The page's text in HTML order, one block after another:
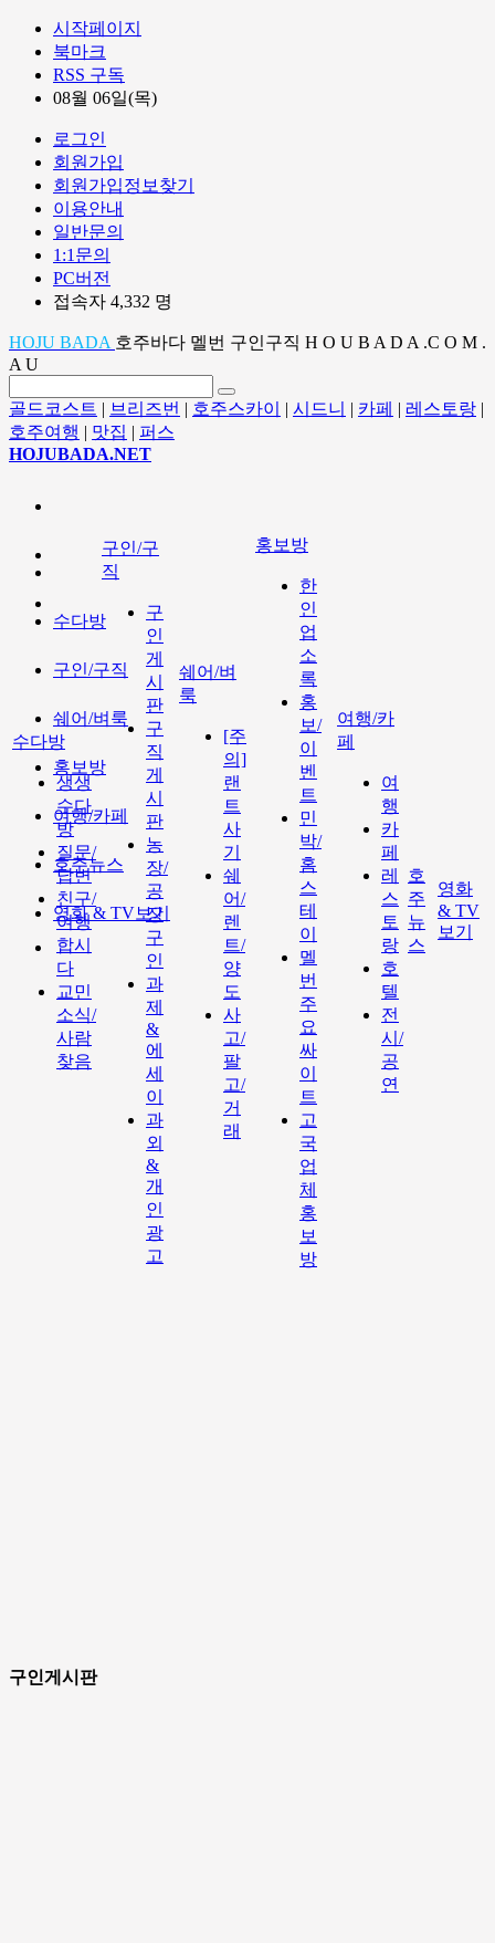
시작페이지
북마크
RSS 구독
08월 06일(목)
로그인
회원가입
회원가입정보찾기
이용안내
일반문의
1:1문의
PC버전
접속자 4,332 명
HOJU BADA 호주바다 멜번 구인구직 H O U B A D A .C O M .
A U
골드코스트 | 브리즈번 | 호주스카이 | 시드니 | 카페 | 레스토랑 |
호주여행 | 맛집 | 퍼스
HOJUBADA.NET
수다방
구인/구직
쉐어/벼룩
홍보방
여행/카페
호주뉴스
영화 & TV보기
수다방
생생
수다
방
질문/
답변
친구/
여행
합시
다
교민
소식/
사람
찾음
구인/구
직
구
인
게
시
판
구
직
게
시
판
농
장/
공
장
구
인
과
제
&
에
세
이
과
외
&
개
인
광
고
쉐어/벼
룩
[주
의]
랜
트
사
기
쉐
어/
렌
트/
양
도
사
고/
팔
고/
거
래
홍보방
한
인
업
소
록
홍
보/
이
벤
트
민
박/
홈
스
테
이
멜
번
주
요
싸
이
트
고
국
업
체
홍
보
방
여행/카
페
여
행
카
페
레
스
토
랑
호
텔
전
시/
공
연
호
주
뉴
스
영화
& TV
보기
구인게시판